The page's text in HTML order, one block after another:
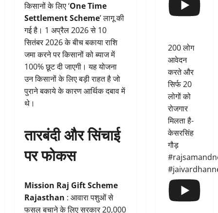
किसानों के लिए ‘One Time
Settlement Scheme’ लागू की
गई है। 1 अप्रैल 2026 से 10
सितंबर 2026 के बीच बकाया राशि
जमा करने पर किसानों को ब्याज में
100% छूट दी जाएगी। यह योजना
उन किसानों के लिए बड़ी राहत है जो
पुराने बकाये के कारण आर्थिक दबाव में
थे।
तारबंदी और सिंचाई
पर फोकस
Mission Raj Gift Scheme
Rajasthan : आवारा पशुओं से
फसल बचाने के लिए सरकार 20,000
200 लोग
आवेदन
करते और
सिर्फ 20
लोगों को
रोजगार
मिलता है-
केसरसिंह
गौड़